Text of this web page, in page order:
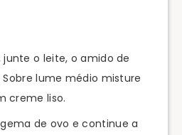
junte o leite, o amido de
lume médio misture
creme liso.
de ovo e continue a